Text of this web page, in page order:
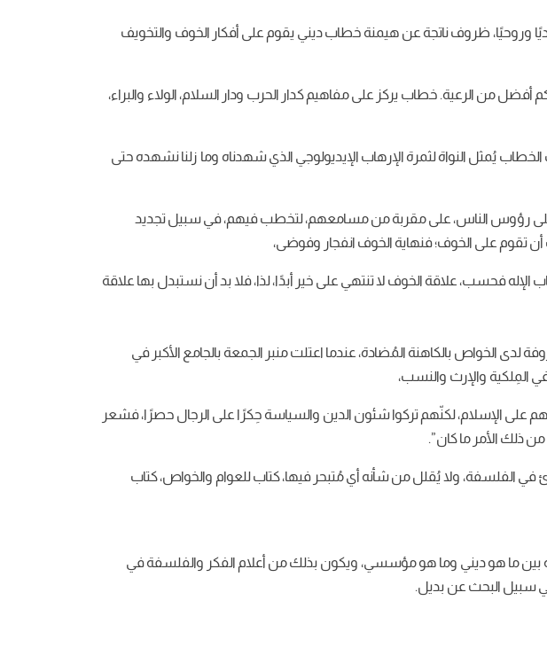
وروحيًا، ظروف ناتجة عن هيمنة خطاب ديني يقوم على أفكار الخوف والتخويف
الرعية. خطاب يركز على مفاهيم كدار الحرب ودار السلام، الولاء والبراء،
يُمثل النواة لثمرة الإرهاب الإيديولوجي الذي شهدناه وما زلنا نشهده حتى
على رؤوس الناس، على مقربة من مسامعهم، لتخطب فيهم، في سبيل تجديد
أن تقوم على الخوف؛ فنهاية الخوف انفجار وفوضى،
الإله فحسب، علاقة الخوف لا تنتهي على خير أبدًا، لذا، فلا بد أن نستبدل بها علاقة
لدى الخواص بالكاهنة المُضادة، عندما اعتلت منبر الجمعة بالجامع الأكبر في
المِلكية والإرث والنسب،
الإسلام، لكنّهم تركوا شئون الدين والسياسة حِكرًا على الرجال حصرًا، فشعر
ذلك الأمر ما كان”.
ولا يُقلل من شأنه أي مُتبحر فيها، كتاب للعوام والخواص، كتاب
بين ما هو ديني وما هو مؤسسي، ويكون بذلك من أعلام الفكر والفلسفة في
في سبيل البحث عن بديل.